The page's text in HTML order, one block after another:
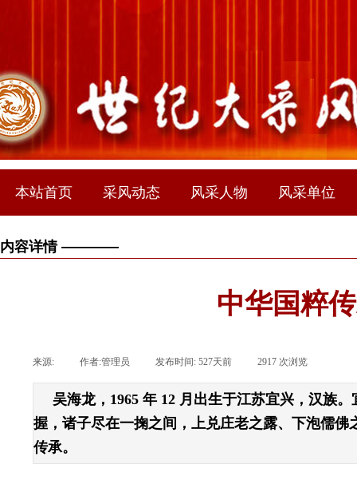
本站首页 采风动态 风采人物 风采单位
内容详情 ————
中华国粹
来源: 作者:管理员 发布时间: 527天前 2917 次浏览
吴海龙，1965 年 12 月出生于江苏宜兴，汉族
握，诸子尽在一掬之间，上兑庄老之露、下泡儒
传承。